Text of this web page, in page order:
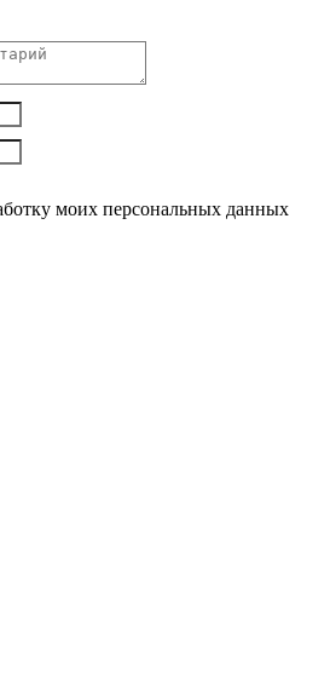
моих персональных данных